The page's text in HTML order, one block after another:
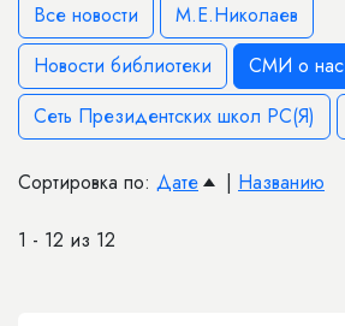
Все новости
М.Е.Николаев
Новости библиотеки
СМИ о нас
Сеть Президентских школ РС(Я)
Сортировка по: Дате | Названию
1 - 12 из 12